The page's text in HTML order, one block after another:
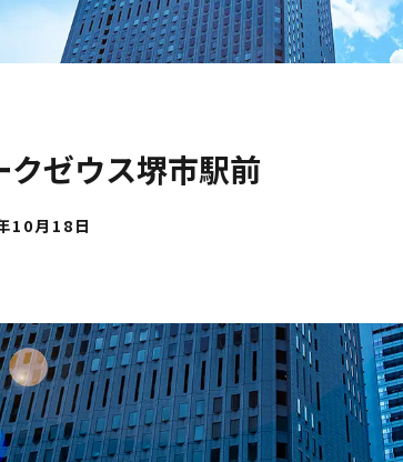
クゼウス堺市駅前
10月18日